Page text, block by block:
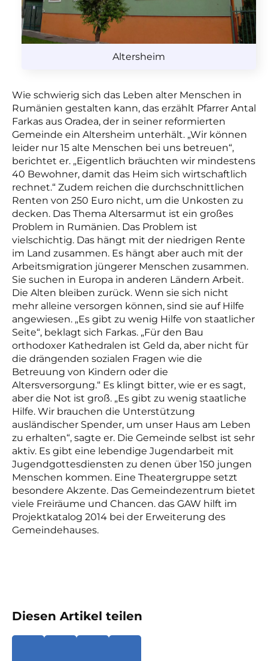
Altersheim
Wie schwierig sich das Leben alter Menschen in
Rumänien gestalten kann, das erzählt Pfarrer Antal
Farkas aus Oradea, der in seiner reformierten
Gemeinde ein Altersheim unterhält. „Wir können
leider nur 15 alte Menschen bei uns betreuen“,
berichtet er. „Eigentlich bräuchten wir mindestens
40 Bewohner, damit das Heim sich wirtschaftlich
rechnet.“ Zudem reichen die durchschnittlichen
Renten von 250 Euro nicht, um die Unkosten zu
decken. Das Thema Altersarmut ist ein großes
Problem in Rumänien. Das Problem ist
vielschichtig. Das hängt mit der niedrigen Rente
im Land zusammen. Es hängt aber auch mit der
Arbeitsmigration jüngerer Menschen zusammen.
Sie suchen in Europa in anderen Ländern Arbeit.
Die Alten bleiben zurück. Wenn sie sich nicht
mehr alleine versorgen können, sind sie auf Hilfe
angewiesen. „Es gibt zu wenig Hilfe von staatlicher
Seite“, beklagt sich Farkas. „Für den Bau
orthodoxer Kathedralen ist Geld da, aber nicht für
die drängenden sozialen Fragen wie die
Betreuung von Kindern oder die
Altersversorgung.“ Es klingt bitter, wie er es sagt,
aber die Not ist groß. „Es gibt zu wenig staatliche
Hilfe. Wir brauchen die Unterstützung
ausländischer Spender, um unser Haus am Leben
zu erhalten“, sagte er. Die Gemeinde selbst ist sehr
aktiv. Es gibt eine lebendige Jugendarbeit mit
Jugendgottesdiensten zu denen über 150 jungen
Menschen kommen. Eine Theatergruppe setzt
besondere Akzente. Das Gemeindezentrum bietet
viele Freiräume und Chancen. das GAW hilft im
Projektkatalog 2014 bei der Erweiterung des
Gemeindehauses.
Diesen Artikel teilen